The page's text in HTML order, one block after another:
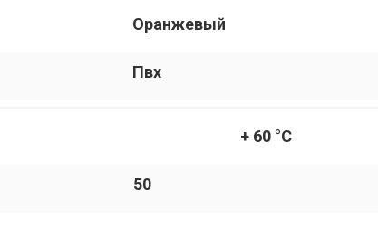
Оранжевый
Пвх
+ 60 °C
50